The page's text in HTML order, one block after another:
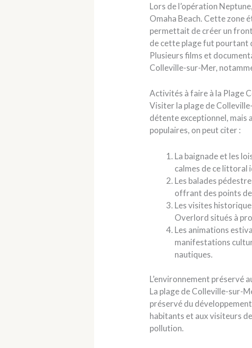
Lors de l’opération
Omaha Beach. Cette zone
permettait de créer un front
de cette plage fut pourtant
Plusieurs films et
Colleville-sur-Mer,
Activités à faire à la Plage
Visiter la plage de
détente exceptionnel, mais
populaires, on peut citer :
La baignade et les
calmes de ce littoral
Les balades
offrant des points
Les visites
Overlord situés à
Les animations
manifestations
nautiques.
L’environnement préservé
La plage de Colleville-sur-
préservé du
habitants et aux visiteurs
pollution.